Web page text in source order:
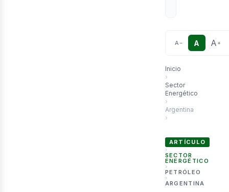
A − A A +
Inicio
›
Sector
Energético
›
Argentina
›
ARTÍCULO
›
SECTOR
ENERGÉTICO
›
PETRÓLEO
›
ARGENTINA